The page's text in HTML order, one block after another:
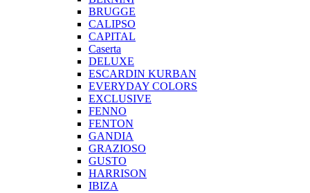
BRUGGE
CALIPSO
CAPITAL
Caserta
DELUXE
ESCARDIN KURBAN
EVERYDAY COLORS
EXCLUSIVE
FENNO
FENTON
GANDIA
GRAZIOSO
GUSTO
HARRISON
IBIZA